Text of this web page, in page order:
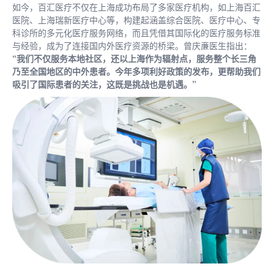
如今，百汇医疗不仅在上海成功布局了多家医疗机构，如上海百汇
医院、上海瑞新医疗中心等，构建起涵盖综合医院、医疗中心、专
科诊所的多元化医疗服务网络，而且凭借其国际化的医疗服务标准
与经验，成为了连接国内外医疗资源的桥梁。曾庆亷医生指出：
“我们不仅服务本地社区，还以上海作为辐射点，服务整个长三角
乃至全国地区的中外患者。今年多项利好政策的发布，更帮助我们
吸引了国际患者的关注，这既是挑战也是机遇。”